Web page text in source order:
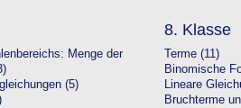
Menge der
(5)
8. Klasse
Terme (11)
Binomische
Lineare
Bruchterme